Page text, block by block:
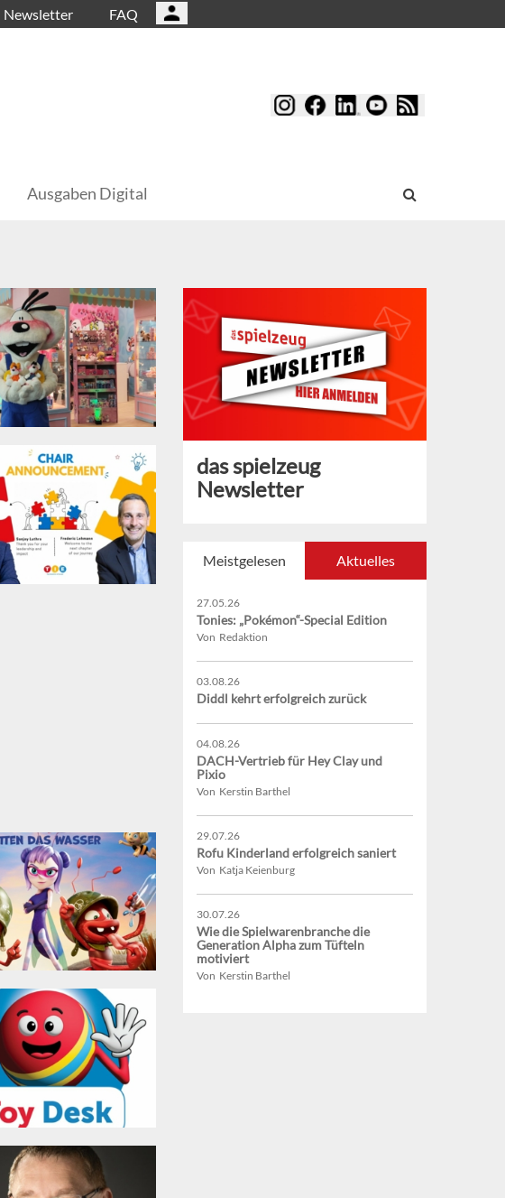
Newsletter FAQ
Ausgaben Digital
das spielzeug
Newsletter
Meistgelesen Aktuelles
27.05.26
Tonies: „Pokémon“-Special Edition
Von Redaktion
03.08.26
Diddl kehrt erfolgreich zurück
04.08.26
DACH-Vertrieb für Hey Clay und
Pixio
Von Kerstin Barthel
29.07.26
Rofu Kinderland erfolgreich saniert
Von Katja Keienburg
30.07.26
Wie die Spielwarenbranche die
Generation Alpha zum Tüfteln
motiviert
Von Kerstin Barthel